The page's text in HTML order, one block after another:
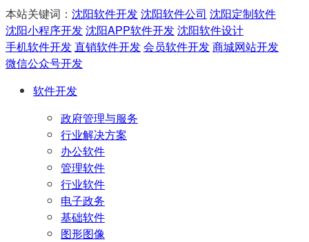
本站关键词： 沈阳软件开发沈阳软件公司 沈阳定制软件
沈阳小程序开发沈阳APP软件开发沈阳软件设计
手机软件开发直销软件开发会员软件开发商城网站开发
微信公众号开发
软件开发
政府管理与服务
行业解决方案
办公软件
管理软件
行业软件
电子政务
基础软件
图形图像